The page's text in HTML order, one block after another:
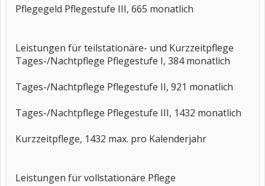
Pflegegeld Pflegestufe III, 665 monatlich
Leistungen für teilstationäre- und Kurzzeitpflege
Tages-/Nachtpflege Pflegestufe I, 384 monatlich
Tages-/Nachtpflege Pflegestufe II, 921 monatlich
Tages-/Nachtpflege Pflegestufe III, 1432 monatlich
Kurzzeitpflege, 1432 max. pro Kalenderjahr
Leistungen für vollstationäre Pflege